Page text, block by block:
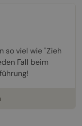
so viel wie "Zieh
Fall beim